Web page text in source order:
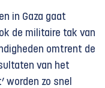
in Gaza gaat
de militaire tak van
omtrent de
van het
worden zo snel